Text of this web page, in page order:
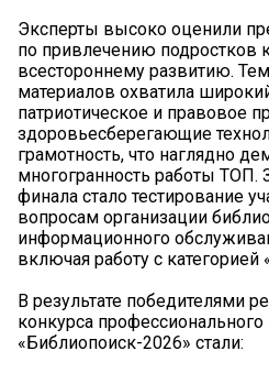
Эксперты высоко оценили
по привлечению подростков
всестороннему развитию.
материалов охватила
патриотическое и правовое
здоровьесберегающие
грамотность, что наглядно
многогранность работы
финала стало тестирование
вопросам организации
информационного
включая работу с категорией
В результате победителями
конкурса профессионального
«Библиопоиск-2026» стали: